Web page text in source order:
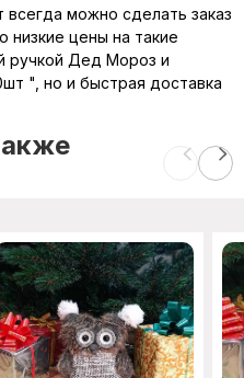
всегда можно сделать заказ
низкие цены на такие
ручкой Дед Мороз и
", но и быстрая доставка